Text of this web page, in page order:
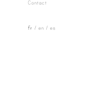
Contact
fr en es